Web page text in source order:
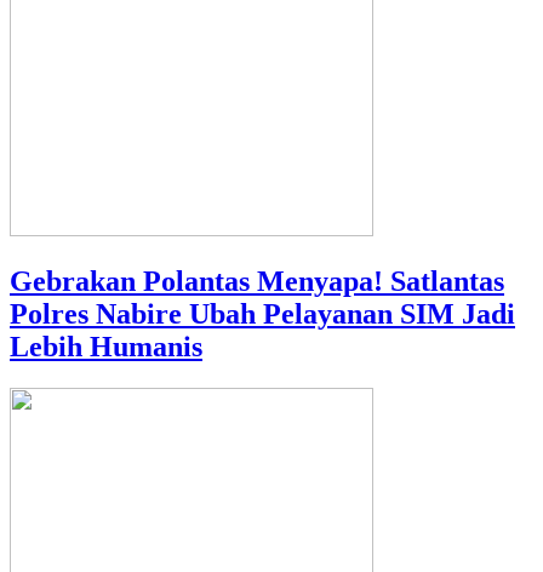
Gebrakan Polantas Menyapa! Satlantas
Polres Nabire Ubah Pelayanan SIM Jadi
Lebih Humanis